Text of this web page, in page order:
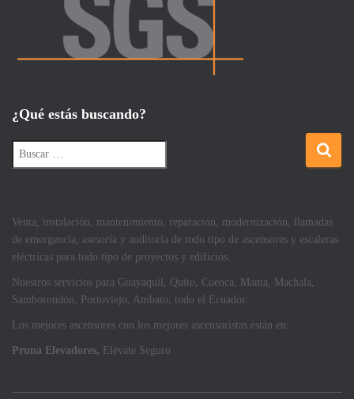
¿Qué estás buscando?
Venta, instalación, mantenimiento, reparación, modernización, llamadas
de emergencia, asesoría y auditoría de todo tipo de ascensores y escaleras
eléctricas para todo tipo de proyectos y edificios.
Nuestros servicios para Guayaquil, Quito, Cuenca, Manta, Machala,
Samborondón, Portoviejo, Ambato, todo el Ecuador.
Los mejores ascensores con los mejores ascensoristas están en:
Pruna Elevadores, Elévate Seguro